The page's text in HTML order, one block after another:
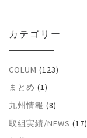
カテゴリー
COLUM (123)
まとめ (1)
九州情報 (8)
取組実績/NEWS (17)